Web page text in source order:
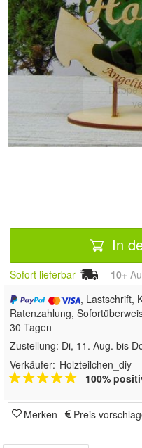
In
Sofort lieferbar 10+
, Lastschrift,
Ratenzahlung,
30 Tagen
Zustellung: Di, 11. Aug. bis
Verkäufer: Holzteilchen_diy
100%
Merken Preis